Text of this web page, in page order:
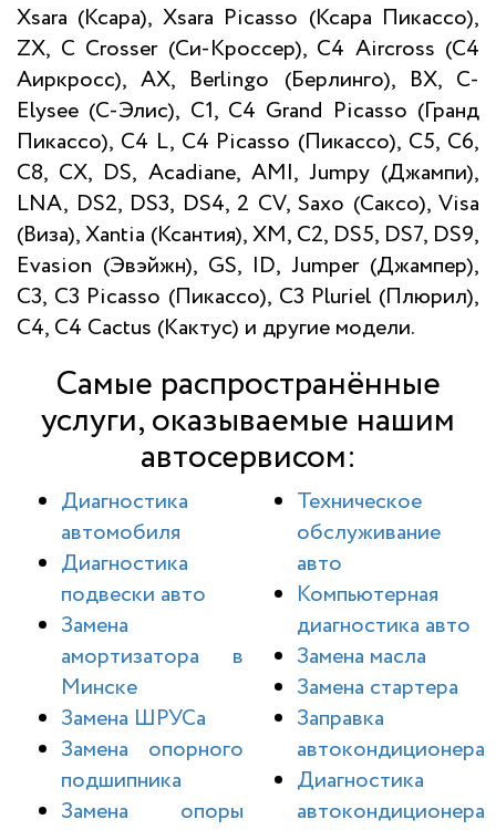
Xsara (Ксара), Xsara Picasso (Ксара Пикассо),
ZX, С Crosser (Си-Кроссер), С4 Aircross (С4
Аиркросс), AX, Berlingo (Берлинго), BX, C-
Elysee (С-Элис), C1, C4 Grand Picasso (Гранд
Пикассо), C4 L, C4 Picasso (Пикассо), C5, C6,
C8, CX, DS, Acadiane, AMI, Jumpy (Джампи),
LNA, DS2, DS3, DS4, 2 CV, Saxo (Саксо), Visa
(Виза), Xantia (Ксантия), XM, C2, DS5, DS7, DS9,
Evasion (Эвэйжн), GS, ID, Jumper (Джампер),
C3, C3 Picasso (Пикассо), C3 Pluriel (Плюрил),
C4, C4 Cactus (Кактус) и другие модели.
Самые распространённые
услуги, оказываемые нашим
автосервисом:
Диагностика
автомобиля
Диагностика
подвески авто
Замена
амортизатора в
Минске
Замена ШРУСа
Замена опорного
подшипника
Замена опоры
Техническое
обслуживание
авто
Компьютерная
диагностика авто
Замена масла
Замена стартера
Заправка
автокондиционера
Диагностика
автокондиционера